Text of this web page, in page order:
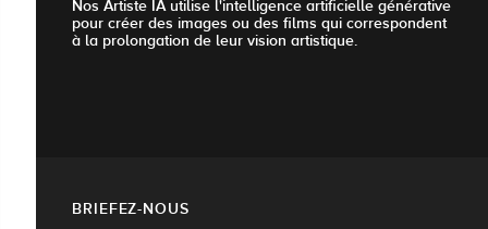
Nos Artiste IA utilise l'intelligence artificielle générative
pour créer des images ou des films qui correspondent
à la prolongation de leur vision artistique.
BRIEFEZ-NOUS